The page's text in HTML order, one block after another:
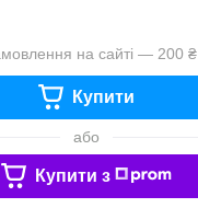
на сайті — 200 ₴
Купити
або
Купити з